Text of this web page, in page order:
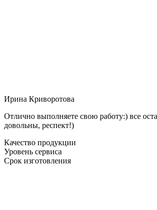
Ирина Криворотова
Отлично выполняете свою работу:) все
довольны, респект!)
Качество продукции
Уровень сервиса
Срок изготовления